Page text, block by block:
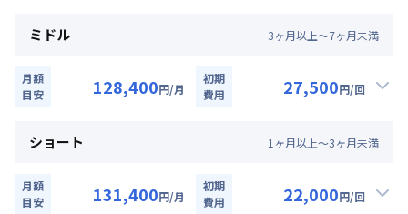
月額賃料目安詳細料金（30日利用）
光熱費：
24,000円/月 (800円/日) (税抜)
清掃料：
25,000円/回 (税抜)
管理費：24,000円/月 (800円/日)
契約事務手数料
（税抜）
ミドル 3ヶ月以上～7ヶ月未満
月額
目安
128,400円/月
初期
費用
27,500円/回
月額賃料目安詳細料金（30日利用）
光熱費：
24,000円/月 (800円/日) (税抜)
清掃料：
20,000円/回 (税抜)
ショート 1 ヶ月以上～3ヶ月未満
月額
目安
131,400円/月
初期
費用
22,000円/回